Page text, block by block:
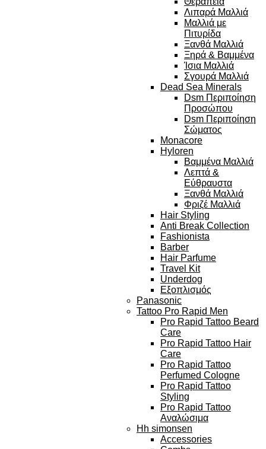
Λιπαρά Μαλλιά
Μαλλιά με
Πιτυρίδα
Ξανθά Μαλλιά
Ξηρά & Βαμμένα
Ίσια Μαλλιά
Σγουρά Μαλλιά
Dead Sea Minerals
Dsm Περιποίηση
Προσώπου
Dsm Περιποίηση
Σώματος
Monacore
Hyloren
Βαμμένα Μαλλιά
Λεπτά &
Εύθραυστα
Ξανθά Μαλλιά
Φριζέ Μαλλιά
Hair Styling
Anti Break Collection
Fashionista
Barber
Hair Parfume
Travel Kit
Underdog
Εξοπλισμός
Panasonic
Tattoo Pro Rapid Men
Pro Rapid Tattoo Beard
Care
Pro Rapid Tattoo Hair
Care
Pro Rapid Tattoo
Perfumed Cologne
Pro Rapid Tattoo
Styling
Pro Rapid Tattoo
Αναλώσιμα
Hh simonsen
Accessories